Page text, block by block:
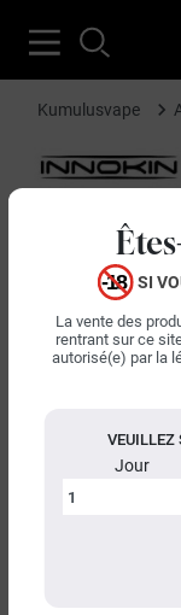
SI
La vente des
rentrant sur ce
autorisé(e) par la
VEUILLEZ
Jour
Kumulusvape